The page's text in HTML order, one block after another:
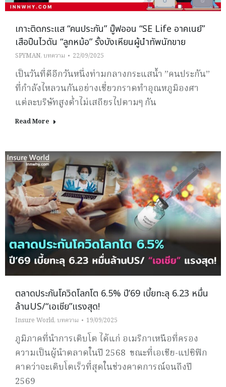
เกาะติดกระแส “คนประกัน” มู๊ฟออน “SE Life อาคเนย์”
เสือปืนไวดัน “ลูกหม้อ” รั้งบังเหียนผู้นำทัพนักขาย
SPYMAN, บทความ 22/09/2025
เป็นวันที่ดีอีกวันหนึ่งท่ามกลางกระแสน้ำ ”คนประกัน”
ที่กำลังไหลวนกันอย่างเชี่ยวกราดทำอุณหภูมิองศา
แต่ละบริษัทสูงต่ำไม่เสถียรไปตามๆ กัน
Read More
ตลาดประกันโควิดโลกโต 6.5% ปี’69 เบี้ยทะลุ 6.23 หมื่น
ล้านUS/“เอเชีย”แรงสุด!
Insure World, บทความ 19/09/2025
ภูมิภาคที่นำการเติบโต ได้แก่ อเมริกาเหนือที่ครอง
ความเป็นผู้นำตลาดในปี 2568 ขณะที่เอเชีย-แปซิฟิก
คาดว่าจะเติบโตเร็วที่สุดในช่วงคาดการณ์จนถึงปี
2569